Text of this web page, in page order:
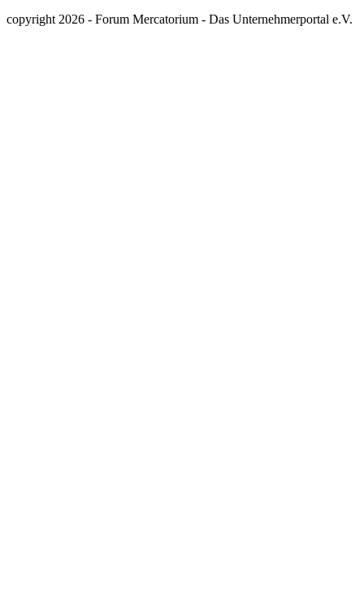
copyright 2026 - Forum Mercatorium - Das Unternehmerportal e.V.